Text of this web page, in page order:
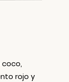
rojo y